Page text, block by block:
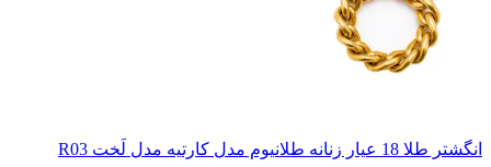
انگشتر طلا 18 عیار زنانه طلانیوم مدل کارتیه مدل لَخت R03